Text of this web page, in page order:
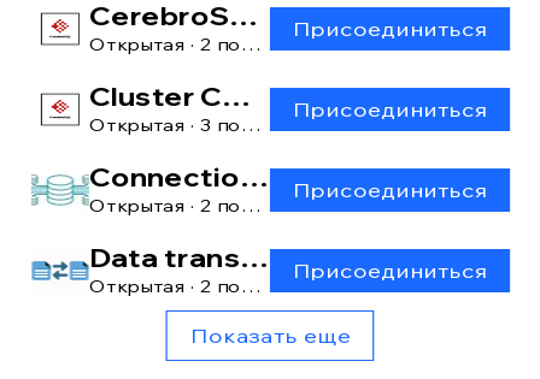
CerebroSQL: main window
Открытая · 2 пользователя
Присоединиться
Cluster CerebroSQL
Открытая · 3 пользователя
Присоединиться
Connection manager
Открытая · 2 пользователя
Присоединиться
Data transfer [lite]
Открытая · 2 пользователя
Присоединиться
Показать еще